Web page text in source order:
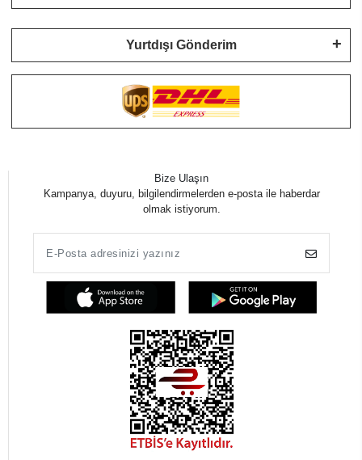
Yurtdışı Gönderim
Bize Ulaşın
Kampanya, duyuru, bilgilendirmelerden e-posta ile haberdar
olmak istiyorum.